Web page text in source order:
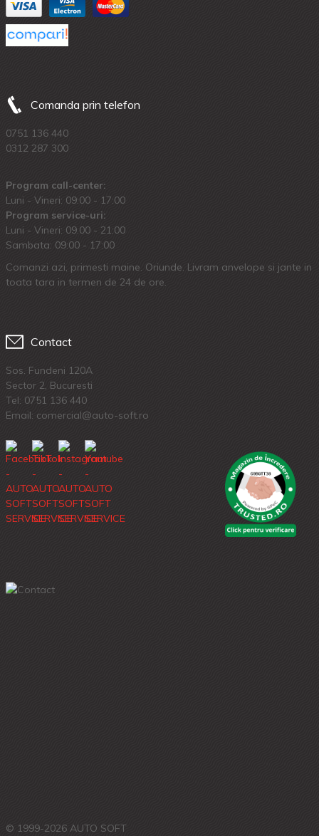
Comanda prin telefon
0751 136 440
0312 287 300
Program call-center:
Luni - Vineri: 09:00 - 17:00
Program service-uri:
Luni - Vineri: 09.00 - 21:00
Sambata: 09:00 - 17:00
Comanzi azi, primesti maine. Oriunde. Livram anvelope si jante in
toata tara in termen de 24 de ore.
Contact
Sos. Fundeni 120A
Sector 2, Bucuresti
Tel: 0751 136 440
Email: comercial@auto-soft.ro
© 1999-2026 AUTO SOFT